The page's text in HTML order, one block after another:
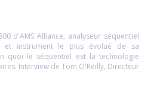
d'AMS Alliance, analyseur séquentiel
et instrument le plus évolué de sa
quoi le séquentiel est la technologie
Interview de Tom O'Reilly, Directeur